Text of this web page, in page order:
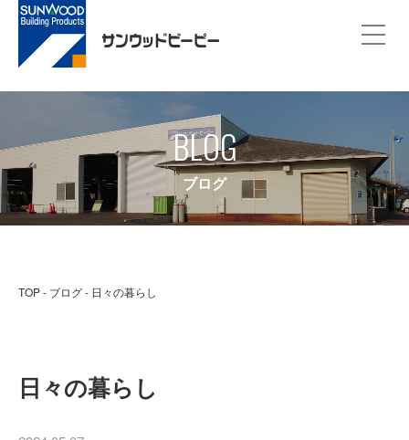
BLOG
ブログ
TOP ブログ 日々の暮らし
日々の暮らし